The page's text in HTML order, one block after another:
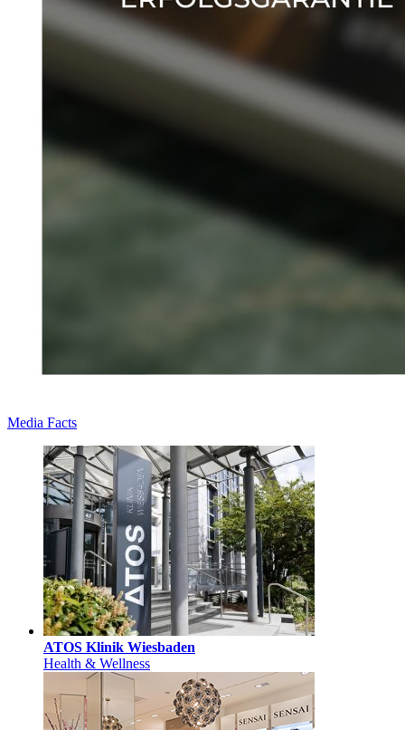
Media Facts
ATOS Klinik Wiesbaden
Health & Wellness